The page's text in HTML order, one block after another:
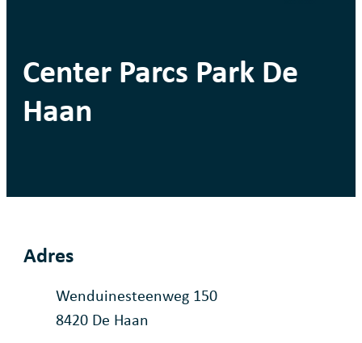
Center Parcs Park De
Haan
Adres
AdresWenduinesteenweg 150
,8420 De Haan